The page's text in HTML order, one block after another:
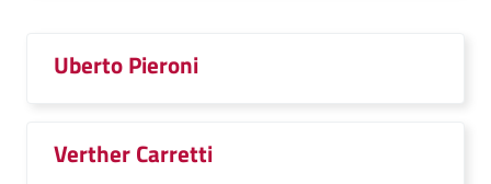
Uberto Pieroni
Verther Carretti